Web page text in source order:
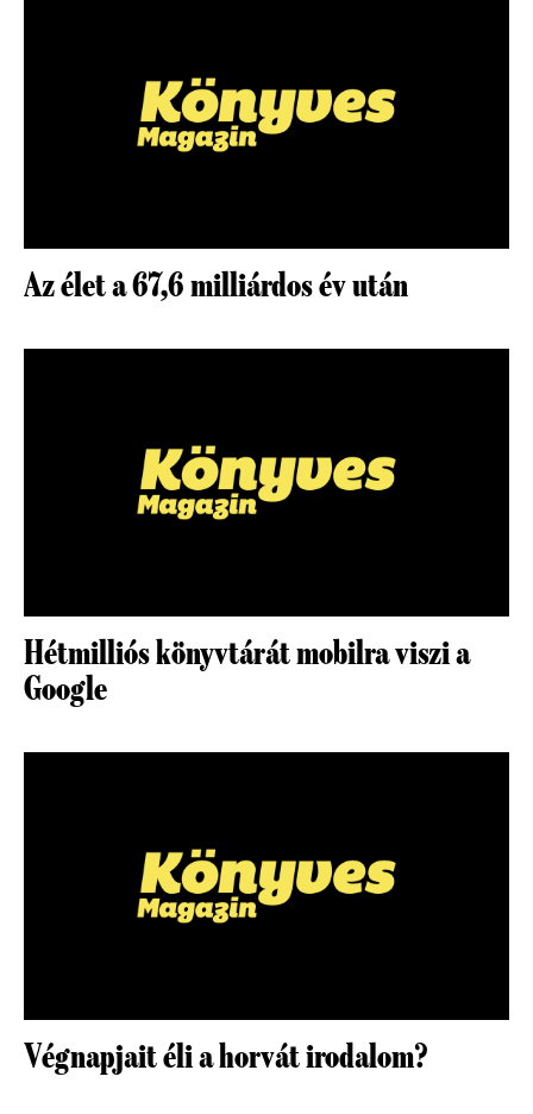
Az élet a 67,6 milliárdos év után
Hétmilliós könyvtárát mobilra viszi a
Google
Végnapjait éli a horvát irodalom?